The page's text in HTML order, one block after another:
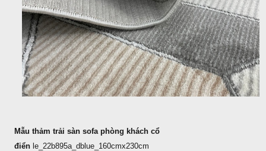
Mẫu thảm trải sàn sofa phòng khách cổ
điển le_22b895a_dblue_160cmx230cm